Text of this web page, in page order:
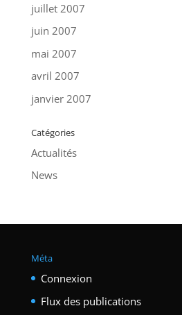
juillet 2007
juin 2007
mai 2007
avril 2007
janvier 2007
Catégories
Actualités
News
Méta
Connexion
Flux des publications